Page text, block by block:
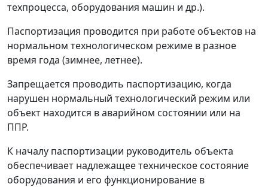
техпроцесса, оборудования машин и др.).
Паспортизация проводится при работе объектов на
нормальном технологическом режиме в разное
время года (зимнее, летнее).
Запрещается проводить паспортизацию, когда
нарушен нормальный технологический режим или
объект находится в аварийном состоянии или на
ППР.
К началу паспортизации руководитель объекта
обеспечивает надлежащее техническое состояние
оборудования и его функционирование в